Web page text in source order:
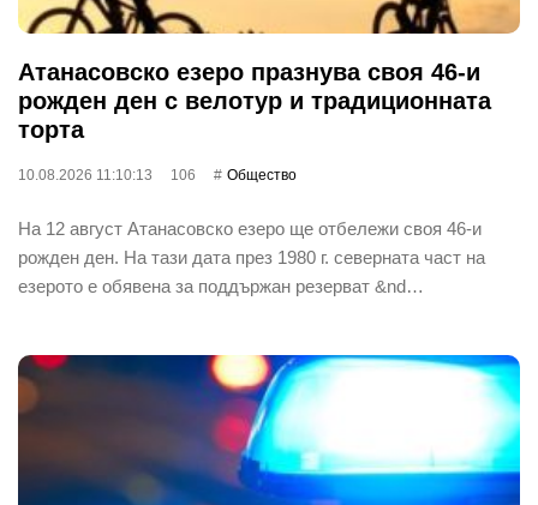
Атанасовско езеро празнува своя 46-и
рожден ден с велотур и традиционната
торта
10.08.2026 11:10:13 106 Общество
На 12 август Атанасовско езеро ще отбележи своя 46-и
рожден ден. На тази дата през 1980 г. северната част на
езерото е обявена за поддържан резерват &nd…